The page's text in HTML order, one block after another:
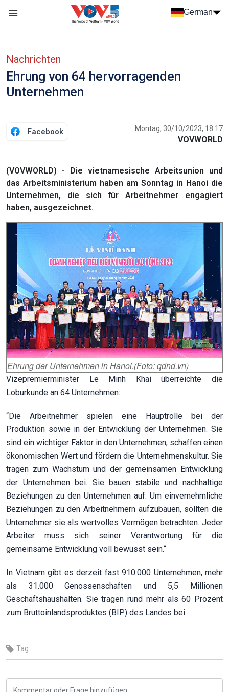
German
Nachrichten
Ehrung von 64 hervorragenden
Unternehmen
Facebook Montag, 30/10/2023, 18:17
VOVWORLD
(VOVWORLD) - Die vietnamesische Arbeitsunion und
das Arbeitsministerium haben am Sonntag in Hanoi die
Unternehmen, die sich für Arbeitnehmer engagiert
haben, ausgezeichnet.
Ehrung der Unternehmen in Hanoi.(Foto: qdnd.vn)
Vizepremierminister Le Minh Khai überreichte die
Loburkunde an 64 Unternehmen:
“Die Arbeitnehmer spielen eine Hauptrolle bei der
Produktion sowie in der Entwicklung der Unternehmen. Sie
sind ein wichtiger Faktor in den Unternehmen, schaffen einen
ökonomischen Wert und fördern die Unternehmenskultur. Sie
tragen zum Wachstum und der gemeinsamen Entwicklung
der Unternehmen bei. Sie bauen stabile und nachhaltige
Beziehungen zu den Unternehmen auf. Um einvernehmliche
Beziehungen zu den Arbeitnehmern aufzubauen, sollten die
Unternehmer sie als wertvolles Vermögen betrachten. Jeder
Arbeiter muss sich seiner Verantwortung für die
gemeinsame Entwicklung voll bewusst sein.“
In Vietnam gibt es derzeit fast 910.000 Unternehmen, mehr
als 31.000 Genossenschaften und 5,5 Millionen
Geschäftshaushalten. Sie tragen rund mehr als 60 Prozent
zum Bruttoinlandsproduktes (BIP) des Landes bei.
Tag: